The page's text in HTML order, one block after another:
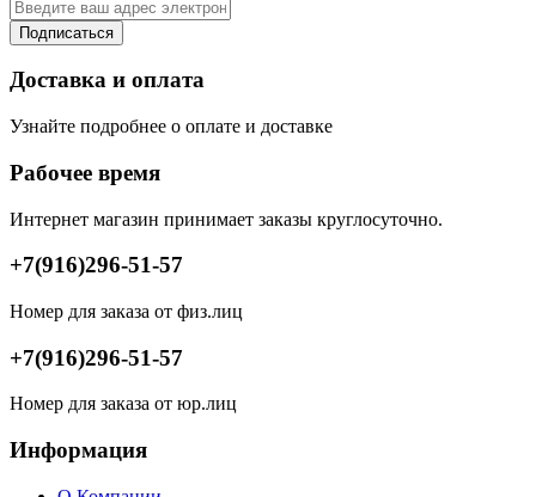
Подписаться
Доставка и оплата
Узнайте подробнее о оплате и доставке
Рабочее время
Интернет магазин принимает заказы круглосуточно.
+7(916)296-51-57
Номер для заказа от физ.лиц
+7(916)296-51-57
Номер для заказа от юр.лиц
Информация